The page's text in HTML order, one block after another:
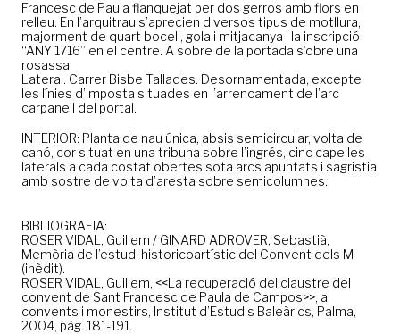
Francesc de Paula flanquejat per dos gerros amb flors en
relleu. En l’arquitrau s’aprecien diversos tipus de motllura,
majorment de quart bocell, gola i mitjacanya i la inscripció
“ANY 1716” en el centre. A sobre de la portada s’obre una
rosassa.
Lateral. Carrer Bisbe Tallades. Desornamentada, excepte
les línies d’imposta situades en l’arrencament de l’arc
carpanell del portal.
INTERIOR: Planta de nau única, absis semicircular, volta de
canó, cor situat en una tribuna sobre l’ingrés, cinc capelles
laterals a cada costat obertes sota arcs apuntats i sagristia
amb sostre de volta d’aresta sobre semicolumnes.
BIBLIOGRAFIA:
ROSER VIDAL, Guillem / GINARD ADROVER, Sebastià,
Memòria de l’estudi historicoartístic del Convent dels M
(inèdit).
ROSER VIDAL, Guillem, <<La recuperació del claustre del
convent de Sant Francesc de Paula de Campos>>, a
convents i monestirs, Institut d’Estudis Baleàrics, Palma,
2004, pàg. 181-191.